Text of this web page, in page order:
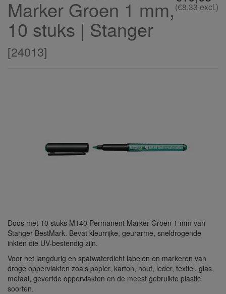
(€8,33 excl.)
Marker Groen 1 mm,
10 stuks | Stanger
[24013]
Doos met 10 stuks M140 Permanent Marker Groen 1 mm van
Stanger BestMark. Bevat kleurrijke, geurarme, sneldrogende
inkten die UV-bestendig zijn.
Voor het langdurig en spatwaterdicht labelen en markeren van
droge oppervlakten zoals papier, karton, hout, leder, textiel, glas,
metaal, geverfde oppervlakten en de meest gebruikte plastic
soorten.